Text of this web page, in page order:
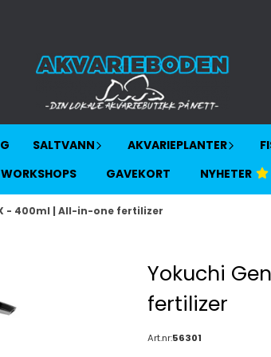
SALTVANN AKVARIEPLANTER
WORKSHOPS GAVEKORT NYHETER
- 400ml | All-in-one fertilizer
Yokuchi
fertilizer
Art.nr:56301